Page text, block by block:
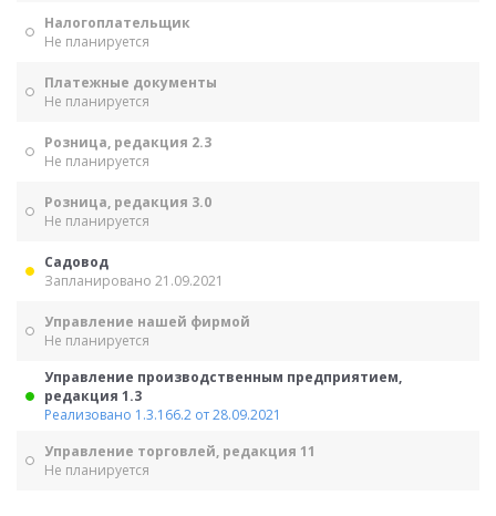
Налогоплательщик
Не планируется
Платежные документы
Не планируется
Розница, редакция 2.3
Не планируется
Розница, редакция 3.0
Не планируется
Садовод
Запланировано 21.09.2021
Управление нашей фирмой
Не планируется
Управление производственным предприятием,
редакция 1.3
Реализовано 1.3.166.2 от 28.09.2021
Управление торговлей, редакция 11
Не планируется